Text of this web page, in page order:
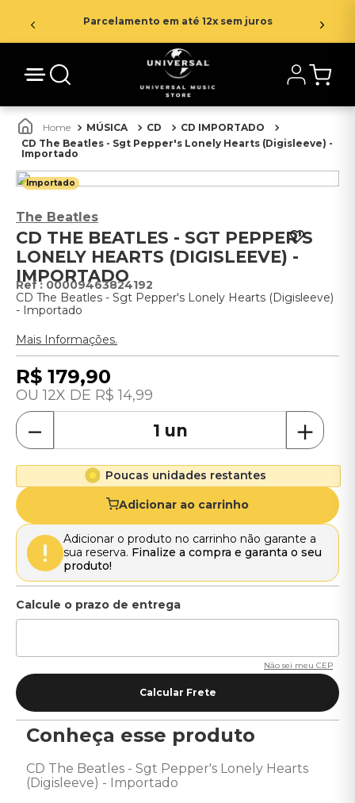
Parcelamento em até 12x sem juros
MÚSICA CD
CD IMPORTADO
CD The Beatles - Sgt Pepper's Lonely Hearts (Digisleeve) -
Importado
Importado
The Beatles
CD THE BEATLES - SGT PEPPER'S
LONELY HEARTS (DIGISLEEVE) -
IMPORTADO
: 00009463824192
CD The Beatles - Sgt Pepper's Lonely Hearts (Digisleeve)
- Importado
Mais Informações.
R$ 179,90
12 R$ 14,99
＋
－
Poucas unidades restantes
Adicionar ao carrinho
Adicionar o produto no carrinho não garante a
sua reserva. Finalize a compra e garanta o seu
produto!
Não sei meu CEP
Conheça esse produto
CD The Beatles - Sgt Pepper's Lonely Hearts
(Digisleeve) - Importado